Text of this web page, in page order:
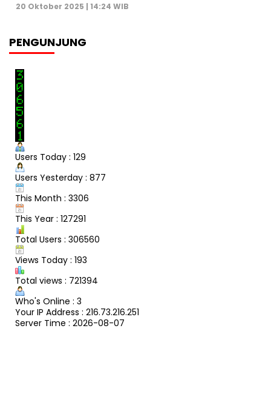
20 Oktober 2025 | 14:24 WIB
PENGUNJUNG
Users Today : 129
Users Yesterday : 877
This Month : 3306
This Year : 127291
Total Users : 306560
Views Today : 193
Total views : 721394
Who's Online : 3
Your IP Address : 216.73.216.251
Server Time : 2026-08-07